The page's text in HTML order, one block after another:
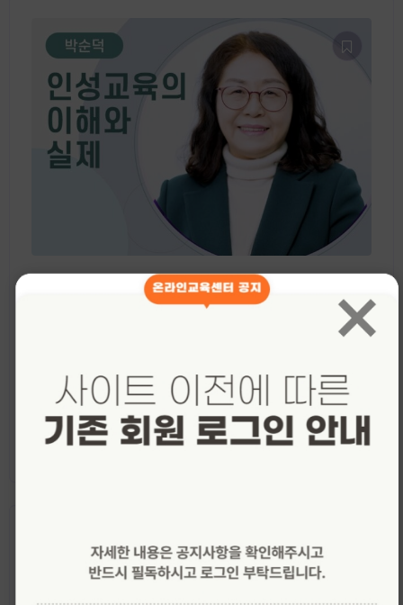
박순덕 강사
₩10,000